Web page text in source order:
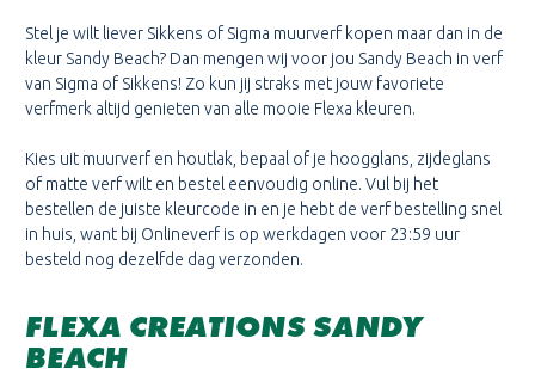
Stel je wilt liever Sikkens of Sigma muurverf kopen maar dan in de
kleur Sandy Beach? Dan mengen wij voor jou Sandy Beach in verf
van Sigma of Sikkens! Zo kun jij straks met jouw favoriete
verfmerk altijd genieten van alle mooie Flexa kleuren.
Kies uit muurverf en houtlak, bepaal of je hoogglans, zijdeglans
of matte verf wilt en bestel eenvoudig online. Vul bij het
bestellen de juiste kleurcode in en je hebt de verf bestelling snel
in huis, want bij Onlineverf is op werkdagen voor 23:59 uur
besteld nog dezelfde dag verzonden.
FLEXA CREATIONS SANDY
BEACH